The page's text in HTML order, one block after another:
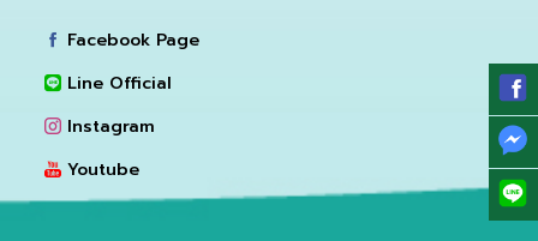
Facebook Page
Line Official
Instagram
Youtube